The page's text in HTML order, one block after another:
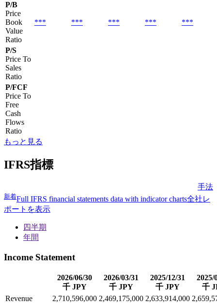
P/B
Price
Book
Value
Ratio
*** *** *** *** ***
P/S
Price To
Sales
Ratio
P/FCF
Price To
Free
Cash
Flows
Ratio
もっと見る
IFRS指標
手法
新着Full IFRS financial statements data with indicator charts全社レ
ポートを表示
四半期
年間
Income Statement
2026/06/30
千 JPY
2026/03/31
千 JPY
2025/12/31
千 JPY
2025/
千
Revenue
2,710,596,000 2,469,175,000 2,633,914,000